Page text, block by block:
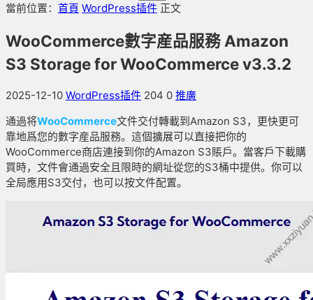
當前位置： 首頁 WordPress插件 正文
WooCommerce數字産品服務 Amazon
S3 Storage for WooCommerce v3.3.2
2025-12-10 WordPress插件 204 0 推廣
通過将WooCommerce文件交付轉載到Amazon S3，更快更可
靠地爲您的數字産品服務。這個擴展可以直接把你的
WooCommerce商店連接到你的Amazon S3賬戶。當客戶下載購
買時，文件會通過安全且限時的網址從您的S3桶中提供。你可以
全局應用S3交付，也可以按文件配置。